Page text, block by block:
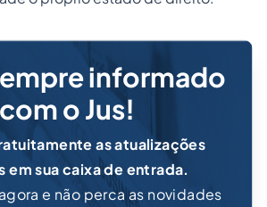
informado
com o Jus!
as atualizações
em sua caixa de entrada.
e não perca as novidades